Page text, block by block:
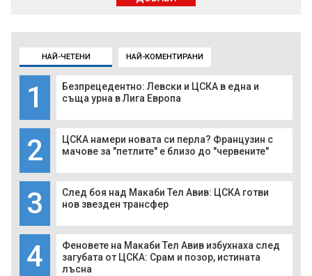
НАЙ-ЧЕТЕНИ НАЙ-КОМЕНТИРАНИ
1
Безпрецедентно: Левски и ЦСКА в една и
съща урна в Лига Европа
2
ЦСКА намери новата си перла? Французин с
мачове за "петлите" е близо до "червените"
3
След боя над Макаби Тел Авив: ЦСКА готви
нов звезден трансфер
4
Феновете на Макаби Тел Авив избухнаха след
загубата от ЦСКА: Срам и позор, истината
лъсна